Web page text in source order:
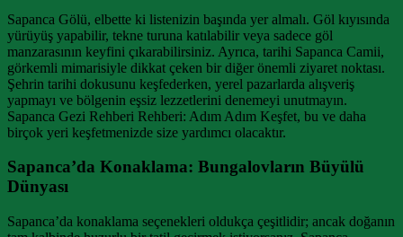
Sapanca Gölü, elbette ki listenizin başında yer almalı. Göl kıyısında
yürüyüş yapabilir, tekne turuna katılabilir veya sadece göl
manzarasının keyfini çıkarabilirsiniz. Ayrıca, tarihi Sapanca Camii,
görkemli mimarisiyle dikkat çeken bir diğer önemli ziyaret noktası.
Şehrin tarihi dokusunu keşfederken, yerel pazarlarda alışveriş
yapmayı ve bölgenin eşsiz lezzetlerini denemeyi unutmayın.
Sapanca Gezi Rehberi Rehberi: Adım Adım Keşfet, bu ve daha
birçok yeri keşfetmenizde size yardımcı olacaktır.
Sapanca’da Konaklama: Bungalovların Büyülü
Dünyası
Sapanca’da konaklama seçenekleri oldukça çeşitlidir; ancak doğanın